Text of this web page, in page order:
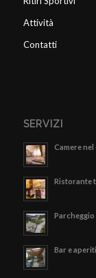
Attività
Contatti
SERVIZI
Camere
Ristorante
Bar e